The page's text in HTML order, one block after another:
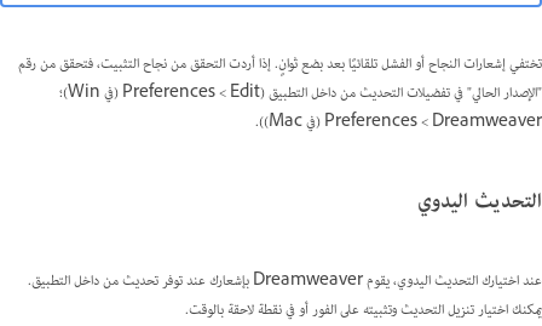
تختفي إشعارات النجاح أو الفشل تلقائيًا بعد بضع ثوانٍ. إذا أردت التحقق من نجاح التثبيت، فتحقق من رقم
"الإصدار الحالي" في تفضيلات التحديث من داخل التطبيق (Edit ‏> Preferences (في Win)؛
التحديث اليدوي
عند اختيارك التحديث اليدوي، يقوم Dreamweaver بإشعارك عند توفر تحديث من داخل التطبيق.
يمكنك اختيار تنزيل التحديث وتثبيته على الفور أو في نقطة لاحقة بالوقت.